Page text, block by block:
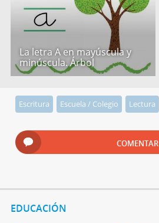
La letra A en mayúscula y
minúscula. Árbol
Escritura Escuela / Colegio Lectura
COMENTAR
EDUCACIÓN